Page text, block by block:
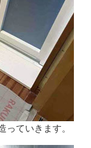
ていきます。